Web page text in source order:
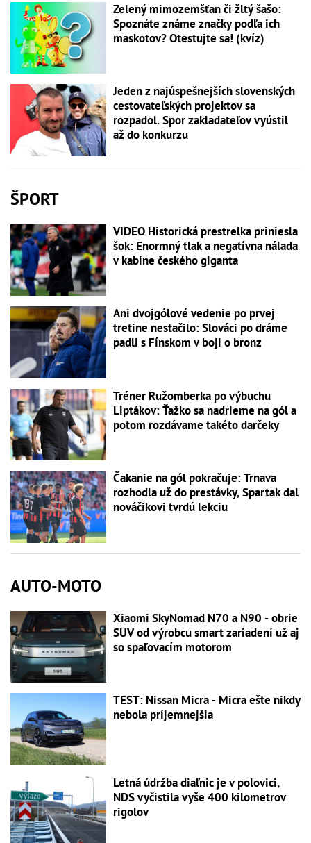
Zelený mimozemšťan či žltý šašo:
Spoznáte známe značky podľa ich
maskotov? Otestujte sa! (kvíz)
Jeden z najúspešnejších slovenských
cestovateľských projektov sa
rozpadol. Spor zakladateľov vyústil
až do konkurzu
ŠPORT
VIDEO Historická prestrelka priniesla
šok: Enormný tlak a negatívna nálada
v kabíne českého giganta
Ani dvojgólové vedenie po prvej
tretine nestačilo: Slováci po dráme
padli s Fínskom v boji o bronz
Tréner Ružomberka po výbuchu
Liptákov: Ťažko sa nadrieme na gól a
potom rozdávame takéto darčeky
Čakanie na gól pokračuje: Trnava
rozhodla už do prestávky, Spartak dal
nováčikovi tvrdú lekciu
AUTO-MOTO
Xiaomi SkyNomad N70 a N90 - obrie
SUV od výrobcu smart zariadení už aj
so spaľovacím motorom
TEST: Nissan Micra - Micra ešte nikdy
nebola príjemnejšia
Letná údržba diaľnic je v polovici,
NDS vyčistila vyše 400 kilometrov
rigolov